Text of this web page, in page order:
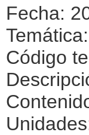
Fecha:
Código